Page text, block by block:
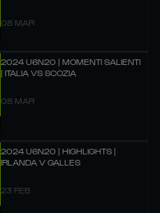
08 MAR
2024 U6N20 | MOMENTI SALIENTI
| ITALIA VS SCOZIA
08 MAR
2024 U6N20 | HIGHLIGHTS |
IRLANDA V GALLES
23 FEB